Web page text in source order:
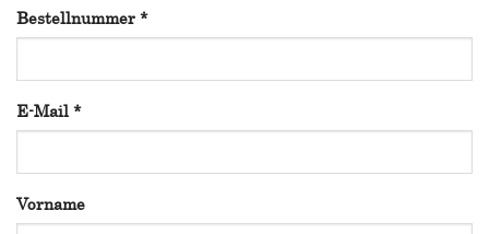
Bestellnummer *erforderlich
E-Mail *erforderlich
Vorname